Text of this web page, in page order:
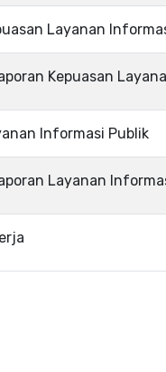
Layanan
Kepuasan
Informasi Publik
Layanan